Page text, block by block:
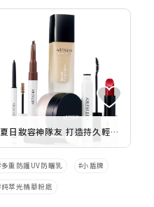
夏日妝容神隊友 打造持久輕透妝
多重防護UV防曬乳 小盾牌
純萃光精華粉底